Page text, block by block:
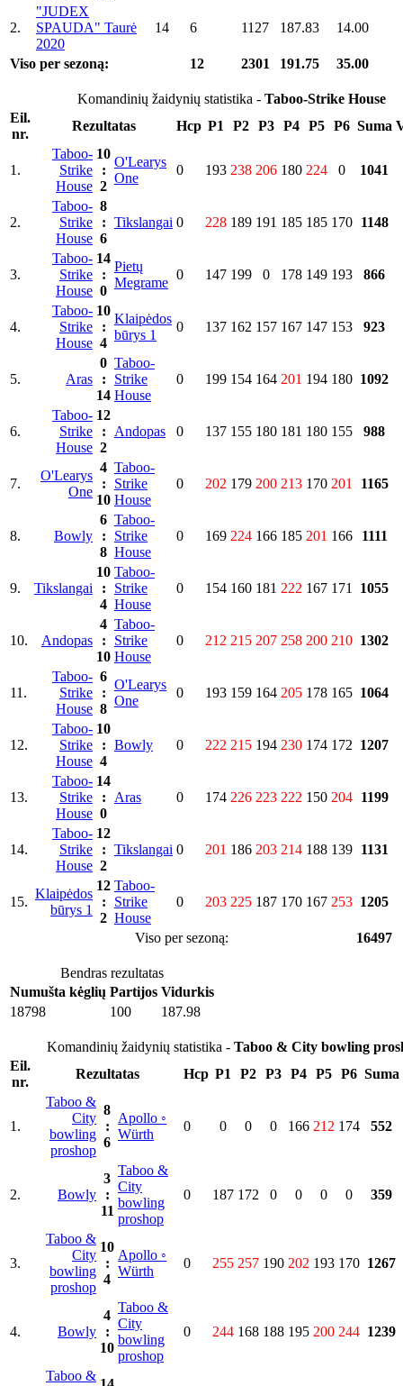
2.
"JUDEX
SPAUDA" Taurė
2020
14 6 1127 187.83 14.00
Viso per sezoną: 12 2301 191.75 35.00
Komandinių žaidynių statistika - Taboo-Strike House
Eil.
nr.
Rezultatas Hcp P1 P2 P3 P4 P5 P6 Suma
1.
Taboo-
Strike
House
10
:
2
O'Learys
One
0 193 238 206 180 224 0 1041
2.
Taboo-
Strike
House
8
:
6
Tikslangai 0 228 189 191 185 185 170 1148
3.
Taboo-
Strike
House
14
:
0
Pietų
Megrame
0 147 199 0 178 149 193 866
4.
Taboo-
Strike
House
10
:
4
Klaipėdos
būrys 1
0 137 162 157 167 147 153 923
5. Aras
0
:
14
Taboo-
Strike
House
0 199 154 164 201 194 180 1092
6.
Taboo-
Strike
House
12
:
2
Andopas 0 137 155 180 181 180 155 988
7.
O'Learys
One
4
:
10
Taboo-
Strike
House
0 202 179 200 213 170 201 1165
8. Bowly
6
:
8
Taboo-
Strike
House
0 169 224 166 185 201 166 1111
9. Tikslangai
10
:
4
Taboo-
Strike
House
0 154 160 181 222 167 171 1055
10. Andopas
4
:
10
Taboo-
Strike
House
0 212 215 207 258 200 210 1302
11.
Taboo-
Strike
House
6
:
8
O'Learys
One
0 193 159 164 205 178 165 1064
12.
Taboo-
Strike
House
10
:
4
Bowly 0 222 215 194 230 174 172 1207
13.
Taboo-
Strike
House
14
:
0
Aras 0 174 226 223 222 150 204 1199
14.
Taboo-
Strike
House
12
:
2
Tikslangai 0 201 186 203 214 188 139 1131
15.
Klaipėdos
būrys 1
12
:
2
Taboo-
Strike
House
0 203 225 187 170 167 253 1205
Viso per sezoną: 16497
Bendras rezultatas
Numušta kėglių Partijos Vidurkis
18798
100 187.98
Komandinių žaidynių statistika - Taboo & City bowling
Eil.
nr.
Rezultatas Hcp P1 P2 P3 P4 P5 P6 Suma
1.
Taboo &
City
bowling
proshop
8
:
6
Apollo ◦
Würth
0 0 0 0 166 212 174 552
2. Bowly
3
:
11
Taboo &
City
bowling
proshop
0 187 172 0 0 0 0 359
3.
Taboo &
City
bowling
proshop
10
:
4
Apollo ◦
Würth
0 255 257 190 202 193 170 1267
4. Bowly
4
:
10
Taboo &
City
bowling
proshop
0 244 168 188 195 200 244 1239
Taboo &